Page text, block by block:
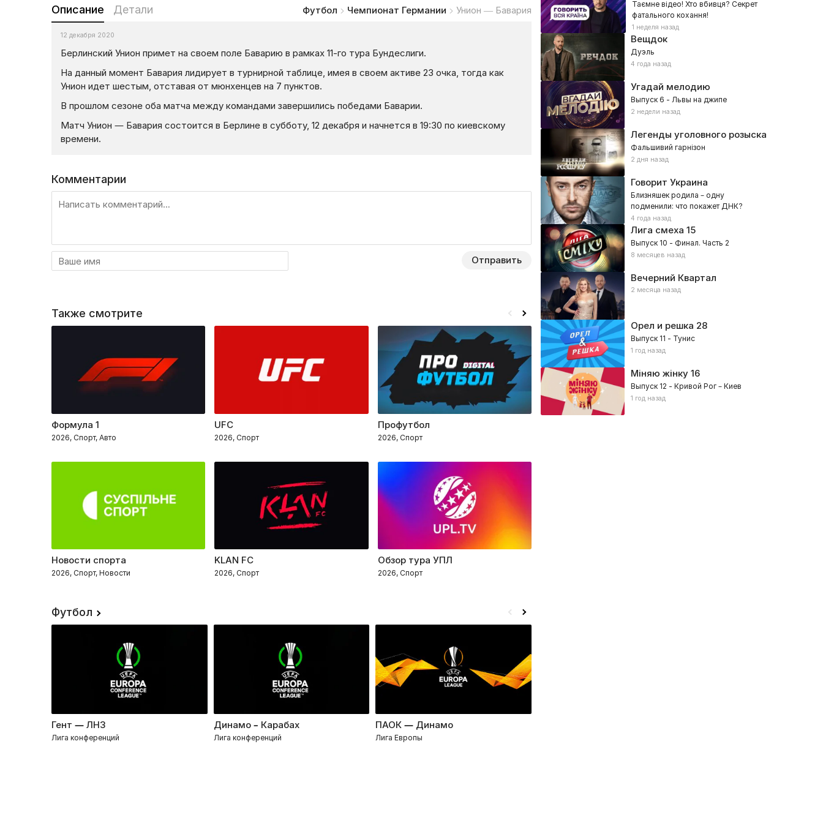
Описание Детали Футбол Чемпионат Германии Унион — Бавария
12 декабря 2020
Берлинский Унион примет на своем поле Баварию в рамках 11-го тура Бундеслиги.
На данный момент Бавария лидирует в турнирной таблице, имея в своем активе 23 очка, тогда как
Унион идет шестым, отставая от мюнхенцев на 7 пунктов.
В прошлом сезоне оба матча между командами завершились победами Баварии.
Матч Унион — Бавария состоится в Берлине в субботу, 12 декабря и начнется в 19:30 по киевскому
времени.
Комментарии
Отправить
Таємне відео! Хто вбивця? Секрет
фатального кохання!
1 неделя назад
Вещдок
Дуэль
4 года назад
Угадай мелодию
Выпуск 6 - Львы на джипе
2 недели назад
Легенды уголовного розыска
Фальшивий гарнізон
2 дня назад
Говорит Украина
Близняшек родила – одну
подменили: что покажет ДНК?
4 года назад
Лига смеха 15
Выпуск 10 - Финал. Часть 2
8 месяцев назад
Вечерний Квартал
2 месяца назад
Орел и решка 28
Выпуск 11 - Тунис
1 год назад
Міняю жінку16
Выпуск 12 - Кривой Рог – Киев
1 год назад
Также смотрите
Формула 1
2026, Спорт, Авто
UFC
2026, Спорт
Профутбол
2026, Спорт
Новости спорта
2026, Спорт, Новости
KLAN FC
2026, Спорт
Обзор тура УПЛ
2026, Спорт
Футбол
Гент — ЛНЗ
Лига конференций
Динамо – Карабах
Лига конференций
ПАОК — Динамо
Лига Европы